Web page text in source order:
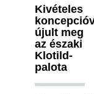
Kivételes
újult meg
az északi
Klotild-
palota